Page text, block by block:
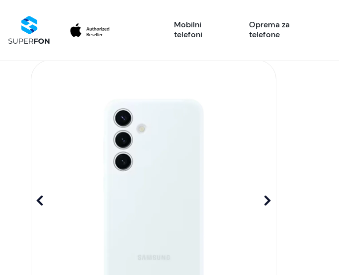
Mobilni
telefoni
Oprema za
telefone